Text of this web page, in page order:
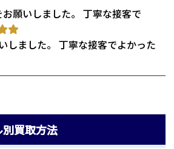
願いしました。 丁寧な接客でよかっ
しました。 丁寧な接客でよかった
買取方法